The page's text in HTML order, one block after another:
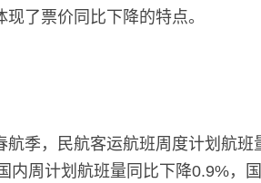
了票价同比下降的特点。
季，民航客运航班周度计划航班
内周计划航班量同比下降0.9%，